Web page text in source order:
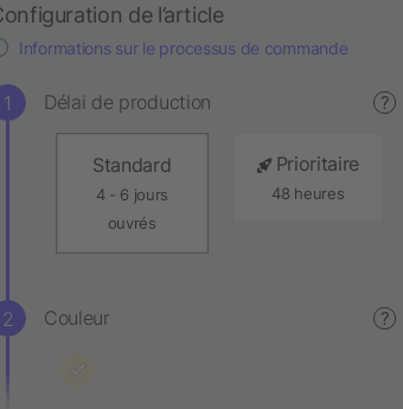
de l’article
Informations sur le processus de commande
Délai de production ?
Standard
4 - 6 jours
ouvrés
Prioritaire
48 heures
Couleur ?